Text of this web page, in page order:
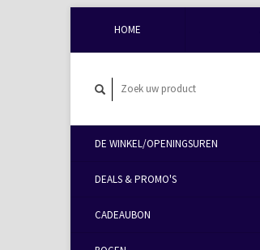
HOME
DE WINKEL/OPENINGSUREN
DEALS & PROMO'S
CADEAUBON